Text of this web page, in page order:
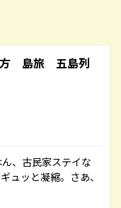
島旅 五島列
、古民家ステイな
ュッと凝縮。さあ、